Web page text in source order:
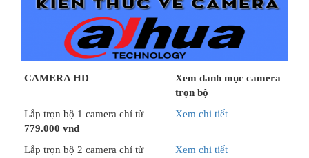
CAMERA HD
Xem danh mục camera
trọn bộ
Lắp trọn bộ 1 camera chỉ từ
779.000 vnđ
Xem chi tiết
Lắp trọn bộ 2 camera chỉ từ
Xem chi tiết